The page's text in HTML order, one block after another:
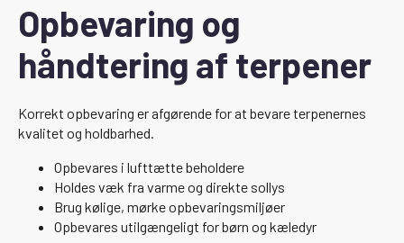
Opbevaring og
håndtering af terpener
Korrekt opbevaring er afgørende for at bevare terpenernes
kvalitet og holdbarhed.
Opbevares i lufttætte beholdere
Holdes væk fra varme og direkte sollys
Brug kølige, mørke opbevaringsmiljøer
Opbevares utilgængeligt for børn og kæledyr